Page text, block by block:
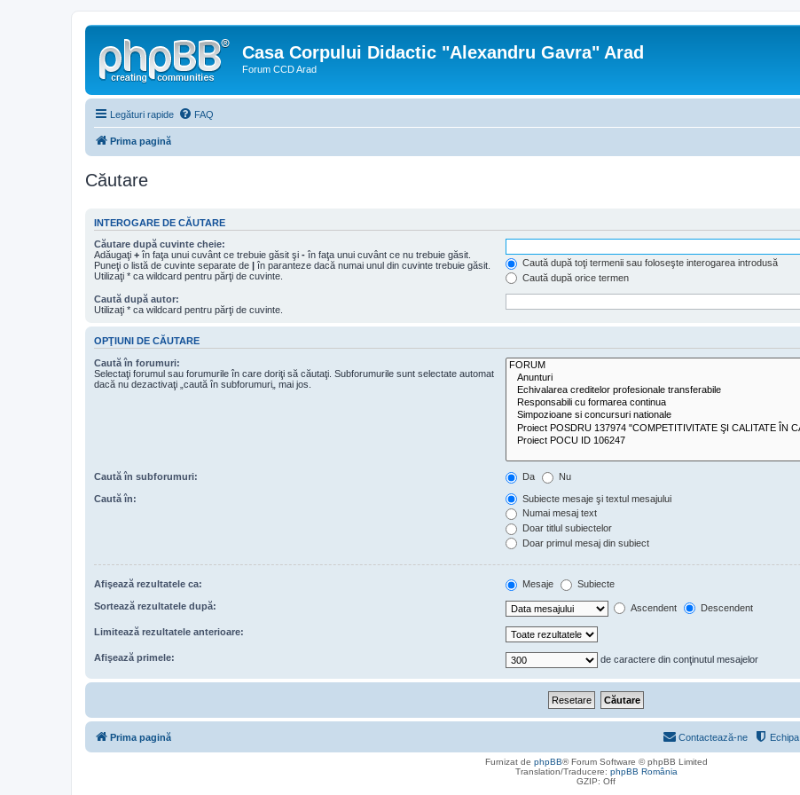
Casa Corpului Didactic "Alexandru Gavra" Arad
Forum CCD Arad
Legături rapide FAQ
Prima pagină
Căutare
INTEROGARE DE CĂUTARE
Căutare după cuvinte cheie:
Adăugaţi + în faţa unui cuvânt ce trebuie găsit şi - în faţa unui cuvânt ce nu trebuie găsit.
Puneţi o listă de cuvinte separate de | în paranteze dacă numai unul din cuvinte trebuie găsit.
Utilizaţi * ca wildcard pentru părţi de cuvinte.
Caută după toţi termenii sau foloseşte interogarea introdusă
Caută după orice termen
Caută după autor:
Utilizaţi * ca wildcard pentru părţi de cuvinte.
OPŢIUNI DE CĂUTARE
Caută în forumuri:
Selectaţi forumul sau forumurile în care doriţi să căutaţi. Subforumurile sunt selectate automat
dacă nu dezactivaţi „caută în subforumuri„ mai jos.
Caută în subforumuri: Da Nu
Caută în:
Subiecte mesaje şi textul mesajului
Numai mesaj text
Doar titlul subiectelor
Doar primul mesaj din subiect
Afişează rezultatele ca: Mesaje Subiecte
Sortează rezultatele după: Ascendent Descendent
Limitează rezultatele anterioare:
Afişează primele: de caractere din conţinutul mesajelor
Prima pagină Echipa
Contactează-ne
Furnizat de phpBB® Forum Software © phpBB Limited
Translation/Traducere: phpBB România
GZIP: Off